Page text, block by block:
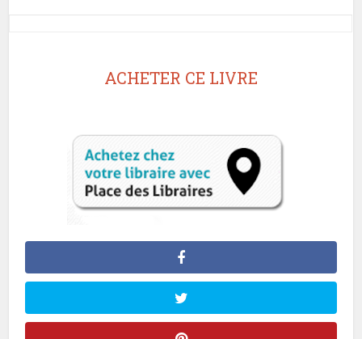
ACHETER CE LIVRE